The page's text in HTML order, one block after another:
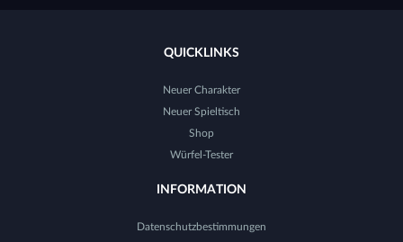
QUICKLINKS
Neuer Charakter
Neuer Spieltisch
Shop
Würfel-Tester
INFORMATION
Datenschutzbestimmungen